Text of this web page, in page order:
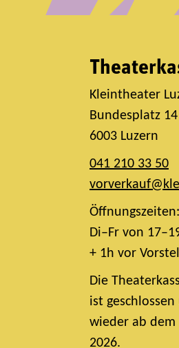
Kleintheater
Bundesplatz 14
6003 Luzern
041 210 33 50
Öffnungszeiten:
Di–Fr von
+ 1h vor
Die
ist
wieder ab dem
2026.